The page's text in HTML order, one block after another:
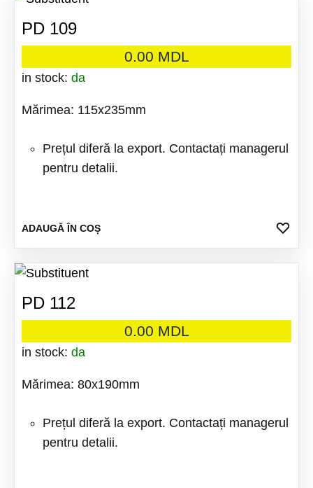
PD 109
0.00 MDL
in stock: da
Mărimea: 115x235mm
Prețul diferă la export. Contactați managerul
pentru detalii.
ADAUGĂ ÎN COȘ
PD 112
0.00 MDL
in stock: da
Mărimea: 80x190mm
Prețul diferă la export. Contactați managerul
pentru detalii.